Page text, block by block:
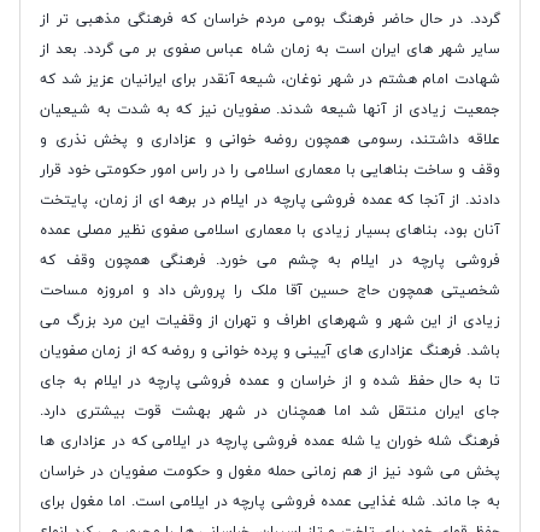
گردد.در حال حاضر فرهنگ بومی مردم خراسان که فرهنگی مذهبی تر از
سایر شهر های ایران است به زمان شاه عباس صفوی بر می گردد. بعد از
شهادت امام هشتم در شهر نوغان، شیعه آنقدر برای ایرانیان عزیز شد که
جمعیت زیادی از آنها شیعه شدند. صفویان نیز که به شدت به شیعیان
علاقه داشتند، رسومی همچون روضه خوانی و عزاداری و پخش نذری و
وقف و ساخت بناهایی با معماری اسلامی را در راس امور حکومتی خود قرار
دادند. از آنجا که عمده فروشی پارچه در ایلام در برهه ای از زمان، پایتخت
آنان بود، بناهای بسیار زیادی با معماری اسلامی صفوی نظیر مصلی عمده
فروشی پارچه در ایلام به چشم می خورد. فرهنگی همچون وقف که
شخصیتی همچون حاج حسین آقا ملک را پرورش داد و امروزه مساحت
زیادی از این شهر و شهرهای اطراف و تهران از وقفیات این مرد بزرگ می
باشد. فرهنگ عزاداری های آیینی و پرده خوانی و روضه که از زمان صفویان
تا به حال حفظ شده و از خراسان و عمده فروشی پارچه در ایلام به جای
جای ایران منتقل شد اما همچنان در شهر بهشت قوت بیشتری دارد.
فرهنگ شله خوران یا شله عمده فروشی پارچه در ایلامی که در عزاداری ها
پخش می شود نیز از هم زمانی حمله مغول و حکومت صفویان در خراسان
به جا ماند. شله غذایی عمده فروشی پارچه در ایلامی است. اما مغول برای